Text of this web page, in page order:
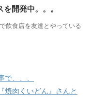
を開発中。。。
飲食店を友達とやっている
、、、
焼肉くいどん』さんと